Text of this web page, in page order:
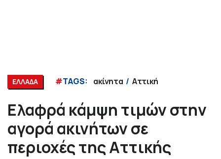
ΕΛΛΑΔΑ #TAGS: ακίνητα Αττική
Ελαφρά κάμψη τιμών στην
αγορά ακινήτων σε
περιοχές της Αττικής